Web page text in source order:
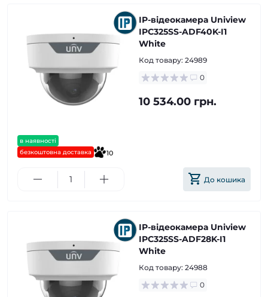
в наявності
безкоштовна доставка
10
IP-відеокамера Uniview
IPC325SS-ADF40K-I1
White
Код товару: 24989
0
10 534.00 грн.
До кошика
IP-відеокамера Uniview
IPC325SS-ADF28K-I1
White
Код товару: 24988
0